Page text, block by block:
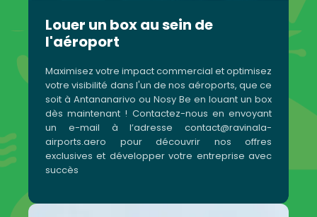
Louer un box au sein de
l'aéroport
Maximisez votre impact commercial et optimisez
votre visibilité dans l'un de nos aéroports, que ce
soit à Antananarivo ou Nosy Be en louant un box
dès maintenant ! Contactez-nous en envoyant
un e-mail à l’adresse contact@ravinala-
airports.aero pour découvrir nos offres
exclusives et développer votre entreprise avec
succès